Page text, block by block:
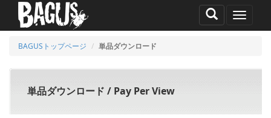
MENU
BAGUSトップページ 単品ダウンロード
単品ダウンロード / Pay Per View